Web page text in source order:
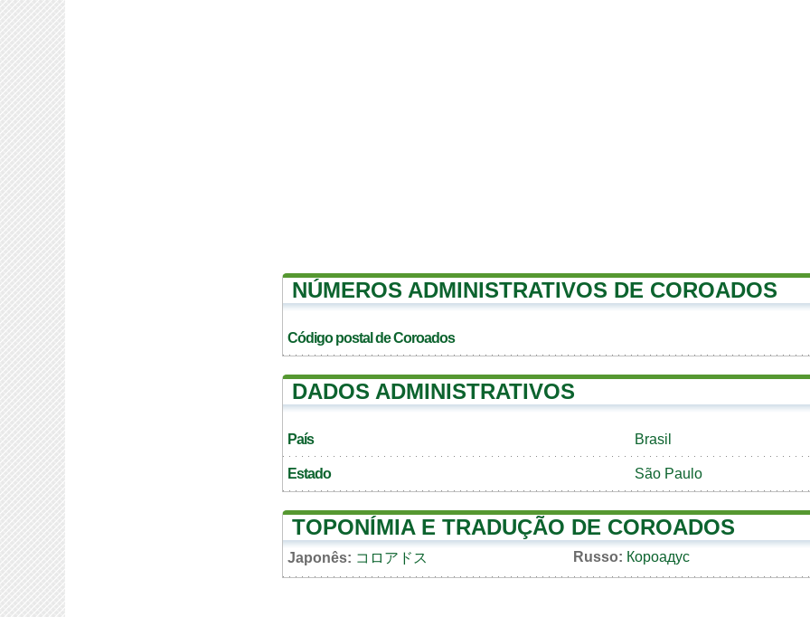
NÚMEROS ADMINISTRATIVOS DE COROADOS
Código postal de Coroados
DADOS ADMINISTRATIVOS
País Brasil
Estado São Paulo
TOPONÍMIA E TRADUÇÃO DE COROADOS
Japonês: コロアドス Russo: Короадус